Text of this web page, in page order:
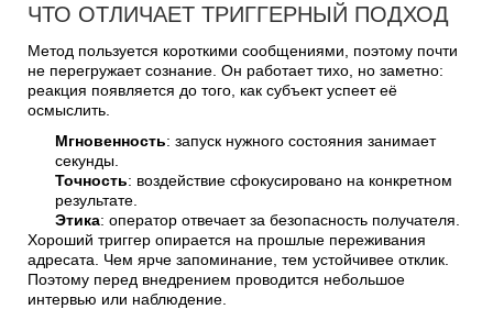
ЧТО ОТЛИЧАЕТ ТРИГГЕРНЫЙ ПОДХОД
Метод пользуется короткими сообщениями, поэтому почти
не перегружает сознание. Он работает тихо, но заметно:
реакция появляется до того, как субъект успеет её
осмыслить.
Мгновенность: запуск нужного состояния занимает
секунды.
Точность: воздействие сфокусировано на конкретном
результате.
Этика: оператор отвечает за безопасность получателя.
Хороший триггер опирается на прошлые переживания
адресата. Чем ярче запоминание, тем устойчивее отклик.
Поэтому перед внедрением проводится небольшое
интервью или наблюдение.